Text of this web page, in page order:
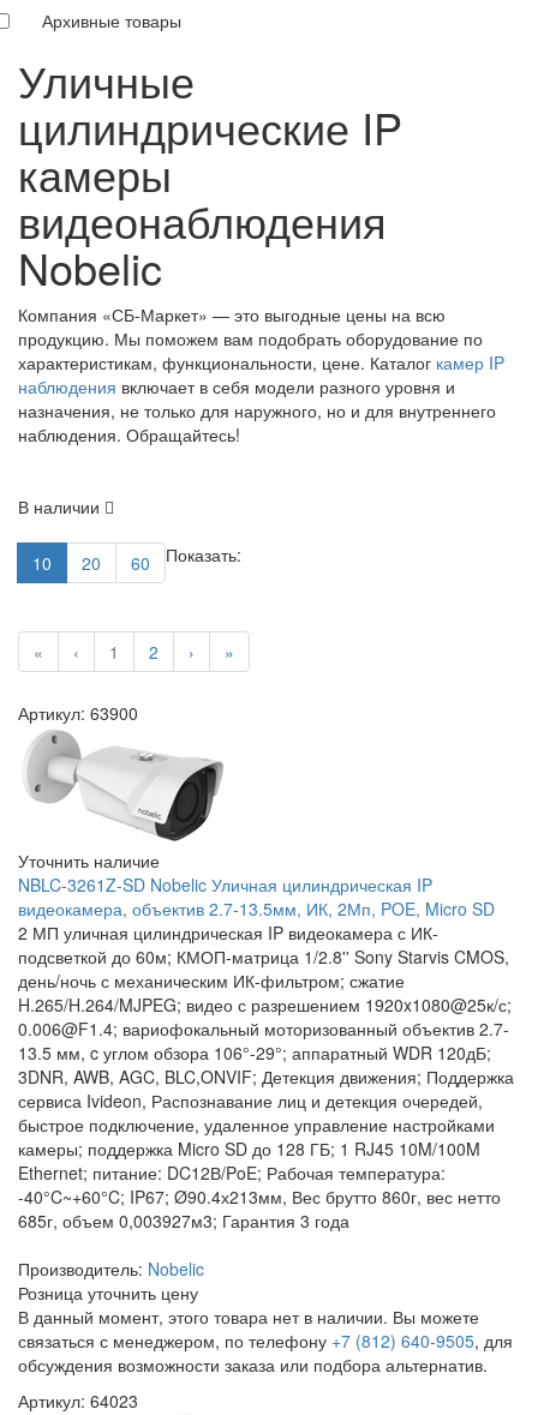
Архивные товары
Уличные
цилиндрические IP
камеры
видеонаблюдения
Nobelic
Компания «СБ-Маркет» — это выгодные цены на всю
продукцию. Мы поможем вам подобрать оборудование по
характеристикам, функциональности, цене. Каталог камер IP
наблюдения включает в себя модели разного уровня и
назначения, не только для наружного, но и для внутреннего
наблюдения. Обращайтесь!
В наличии
Показать:
10 20 60
« ‹ 1 2 › »
Артикул: 63900
Уточнить наличие
NBLC-3261Z-SD Nobelic Уличная цилиндрическая IP
видеокамера, объектив 2.7-13.5мм, ИК, 2Мп, POE, Micro SD
2 МП уличная цилиндрическая IP видеокамера с ИК-
подсветкой до 60м; КМОП-матрица 1/2.8'' Sony Starvis CMOS,
день/ночь с механическим ИК-фильтром; сжатие
H.265/H.264/MJPEG; видео с разрешением 1920x1080@25к/с;
0.006@F1.4; вариофокальный моторизованный объектив 2.7-
13.5 мм, c углом обзора 106°-29°; аппаратный WDR 120дБ;
3DNR, AWB, AGC, BLC,ONVIF; Детекция движения; Поддержка
сервиса Ivideon, Распознавание лиц и детекция очередей,
быстрое подключение, удаленное управление настройками
камеры; поддержка Micro SD до 128 ГБ; 1 RJ45 10M/100M
Ethernet; питание: DC12В/PoE; Рабочая температура:
-40°C~+60°C; IP67; Ø90.4х213мм, Вес брутто 860г, вес нетто
685г, объем 0,003927м3; Гарантия 3 года
Производитель: Nobelic
Розница уточнить цену
В данный момент, этого товара нет в наличии. Вы можете
связаться с менеджером, по телефону +7 (812) 640-9505, для
обсуждения возможности заказа или подбора альтернатив.
Артикул: 64023